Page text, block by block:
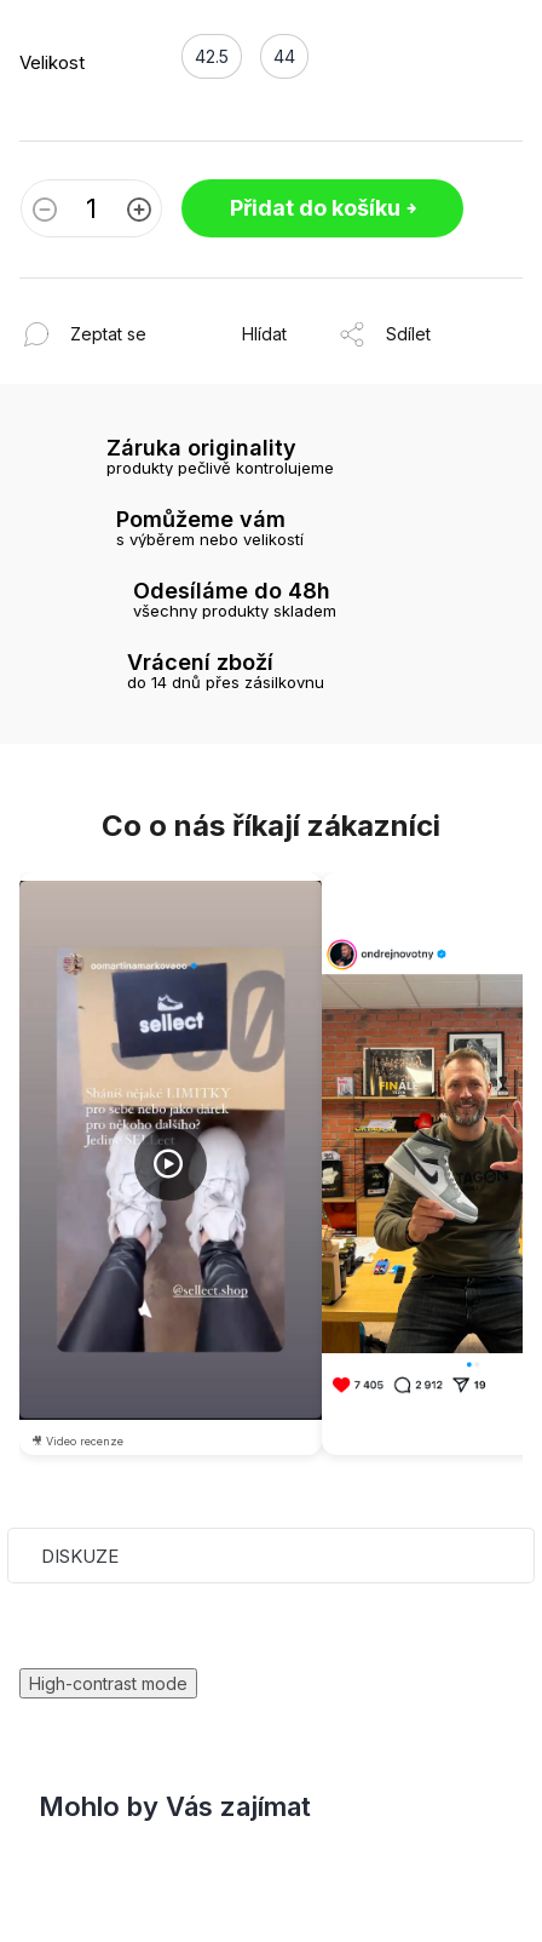
Velikost 42.5 44
Přidat do košíku
Zeptat se Hlídat Sdílet
Záruka originality
produkty pečlivě kontrolujeme
Pomůžeme vám
s výběrem nebo velikostí
Odesíláme do 48h
všechny produkty skladem
Vrácení zboží
do 14 dnů přes zásilkovnu
Co o nás říkají zákazníci
🎥 Video recenze
DISKUZE
High-contrast mode